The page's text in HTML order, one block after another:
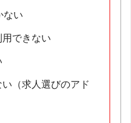
ない
できない
（求人選びのアド